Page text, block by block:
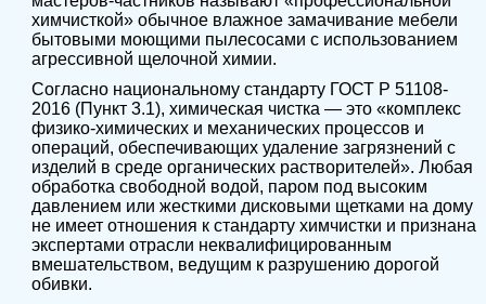
химчисткой» обычное влажное замачивание мебели
бытовыми моющими пылесосами с использованием
агрессивной щелочной химии.
Согласно национальному стандарту ГОСТ Р 51108-
2016 (Пункт 3.1), химическая чистка — это «комплекс
физико-химических и механических процессов и
операций, обеспечивающих удаление загрязнений с
изделий в среде органических растворителей». Любая
обработка свободной водой, паром под высоким
давлением или жесткими дисковыми щетками на дому
не имеет отношения к стандарту химчистки и признана
экспертами отрасли неквалифицированным
вмешательством, ведущим к разрушению дорогой
обивки.